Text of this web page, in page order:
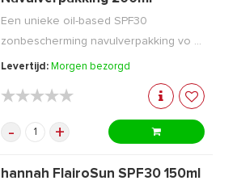
Een unieke oil-based SPF30
zonbescherming navulverpakking vo ...
Levertijd: Morgen bezorgd
★★★★★
★★★★★
- +
hannah FlairoSun SPF30 150ml